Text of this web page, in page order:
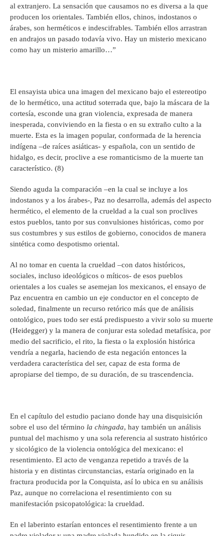
al extranjero. La sensación que causamos no es diversa a la que
producen los orientales. También ellos, chinos, indostanos o
árabes, son herméticos e indescifrables. También ellos arrastran
en andrajos un pasado todavía vivo. Hay un misterio mexicano
como hay un misterio amarillo…”
El ensayista ubica una imagen del mexicano bajo el estereotipo
de lo hermético, una actitud soterrada que, bajo la máscara de la
cortesía, esconde una gran violencia, expresada de manera
inesperada, conviviendo en la fiesta o en su extraño culto a la
muerte. Esta es la imagen popular, conformada de la herencia
indígena –de raíces asiáticas- y española, con un sentido de
hidalgo, es decir, proclive a ese romanticismo de la muerte tan
característico. (8)
Siendo aguda la comparación –en la cual se incluye a los
indostanos y a los árabes-, Paz no desarrolla, además del aspecto
hermético, el elemento de la crueldad a la cual son proclives
estos pueblos, tanto por sus convulsiones históricas, como por
sus costumbres y sus estilos de gobierno, conocidos de manera
sintética como despotismo oriental.
Al no tomar en cuenta la crueldad –con datos históricos,
sociales, incluso ideológicos o míticos- de esos pueblos
orientales a los cuales se asemejan los mexicanos, el ensayo de
Paz encuentra en cambio un eje conductor en el concepto de
soledad, finalmente un recurso retórico más que de análisis
ontológico, pues todo ser está predispuesto a vivir solo su muerte
(Heidegger) y la manera de conjurar esta soledad metafísica, por
medio del sacrificio, el rito, la fiesta o la explosión histórica
vendría a negarla, haciendo de esta negación entonces la
verdadera característica del ser, capaz de esta forma de
apropiarse del tiempo, de su duración, de su trascendencia.
En el capítulo del estudio paciano donde hay una disquisición
sobre el uso del término la chingada, hay también un análisis
puntual del machismo y una sola referencia al sustrato histórico
y sicológico de la violencia ontológica del mexicano: el
resentimiento. El acto de venganza repetido a través de la
historia y en distintas circunstancias, estaría originado en la
fractura producida por la Conquista, así lo ubica en su análisis
Paz, aunque no correlaciona el resentimiento con su
manifestación psicopatológica: la crueldad.
En el laberinto estarían entonces el resentimiento frente a un